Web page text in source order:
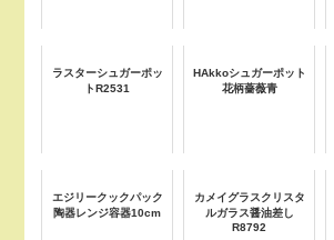
ラスターシュガーポッ
トR2531
HAkkoシュガーポット
花柄薔薇青
エジリークックパック
陶器レンジ容器10cm
カメイグラスクリスタ
ルガラス醤油差し
R8792